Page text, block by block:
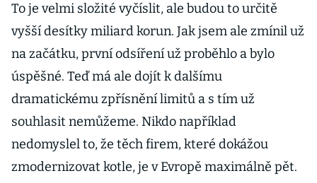
To je velmi složité vyčíslit, ale budou to určitě
vyšší desítky miliard korun. Jak jsem ale zmínil už
na začátku, první odsíření už proběhlo a bylo
úspěšné. Teď má ale dojít k dalšímu
dramatickému zpřísnění limitů a s tím už
souhlasit nemůžeme. Nikdo například
nedomyslel to, že těch firem, které dokážou
zmodernizovat kotle, je v Evropě maximálně pět.